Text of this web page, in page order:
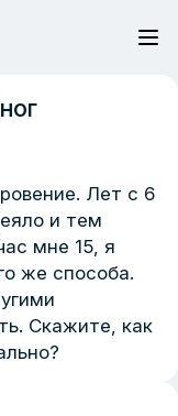
Лет с 6
и тем
мне 15, я
же способа.
Скажите, как